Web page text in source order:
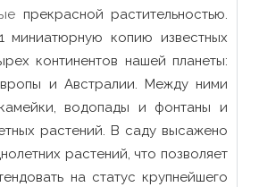
прекрасной растительностью.
миниатюрную копию известных
континентов нашей планеты:
и Австралии. Между ними
водопады и фонтаны и
растений. В саду высажено
растений, что позволяет
на статус крупнейшего